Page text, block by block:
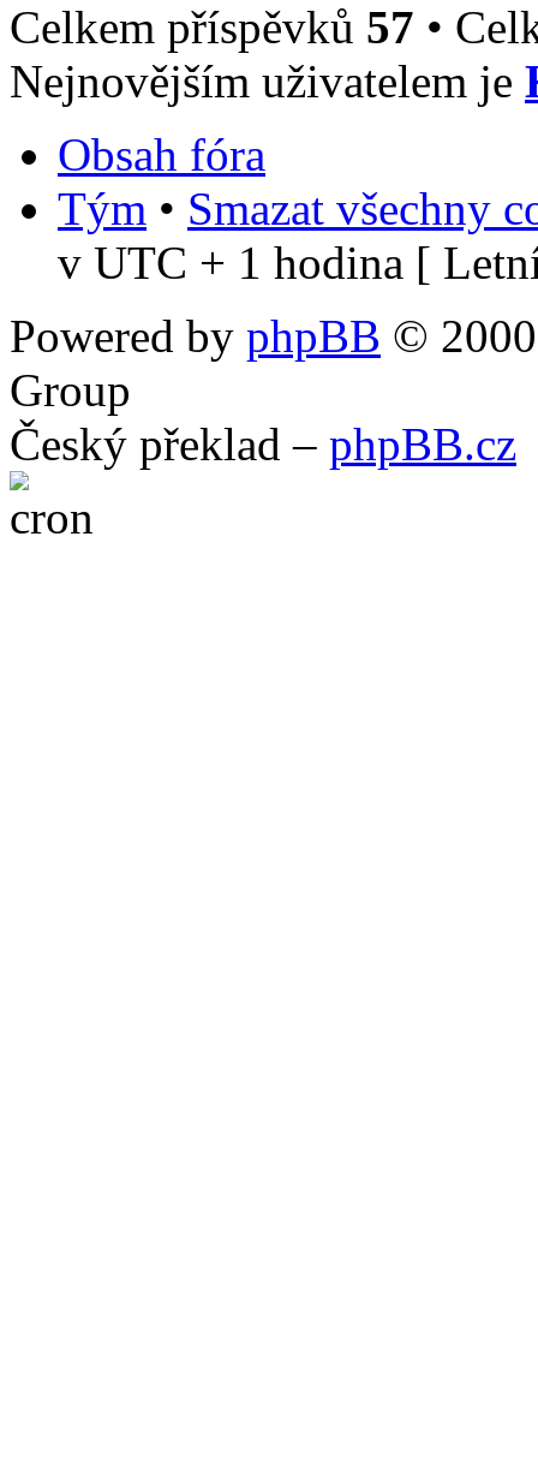
Celkem příspěvků 57 •
Nejnovějším uživatelem je
Obsah fóra
Tým • Smazat všechny
v UTC + 1 hodina [
Powered by phpBB ©
Group
Český překlad – phpBB.cz